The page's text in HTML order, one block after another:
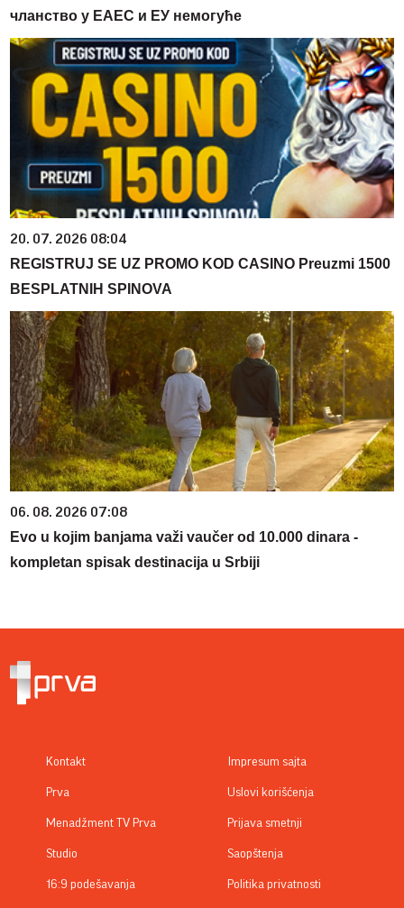
чланство у ЕАЕС и ЕУ немогуће
20. 07. 2026 08:04
REGISTRUJ SE UZ PROMO KOD CASINO Preuzmi 1500
BESPLATNIH SPINOVA
06. 08. 2026 07:08
Evo u kojim banjama važi vaučer od 10.000 dinara -
kompletan spisak destinacija u Srbiji
Kontakt
Prva
Menadžment TV Prva
Studio
16:9 podešavanja
Impresum sajta
Uslovi korišćenja
Prijava smetnji
Saopštenja
Politika privatnosti